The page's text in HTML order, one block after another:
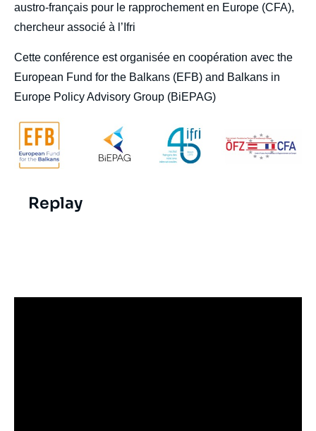
austro-français pour le rapprochement en Europe (CFA),
chercheur associé à l’Ifri
Cette conférence est organisée en coopération avec the
European Fund for the Balkans (EFB) and Balkans in
Europe Policy Advisory Group (BiEPAG)
Replay